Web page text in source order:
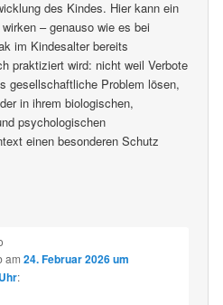
des Kindes. Hier kann ein
– genauso wie es bei
im Kindesalter bereits
praktiziert wird: nicht weil Verbote
gesellschaftliche Problem lösen,
in ihrem biologischen,
psychologischen
einen besonderen Schutz
am 24. Februar 2026 um
: